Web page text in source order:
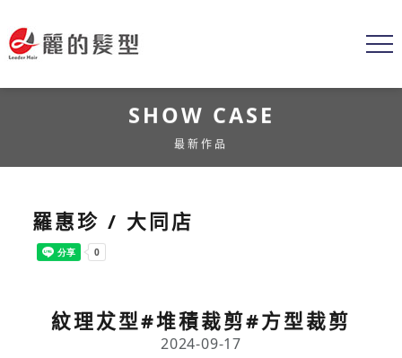
SHOW CASE
最新作品
羅惠珍 / 大同店
紋理犮型#堆積裁剪#方型裁剪
2024-09-17